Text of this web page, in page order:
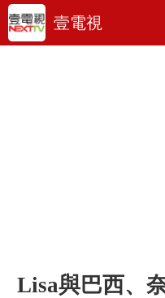
壹電視
Lisa與巴西、